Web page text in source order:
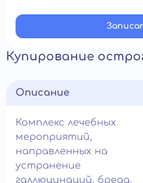
Купирование
Описание
Комплекс лечебных
мероприятий,
направленных на
устранение
галлюцинаций, бреда,